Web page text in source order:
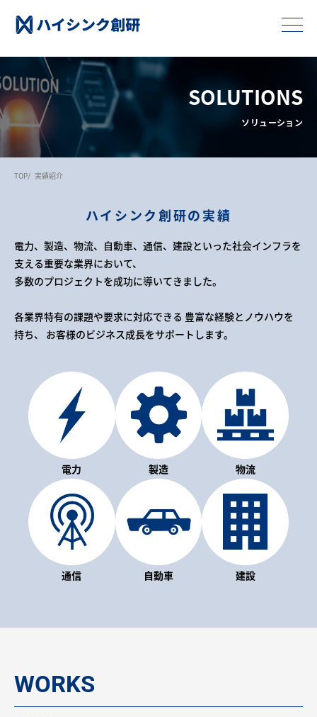
SOLUTIONS
ソリューション
TOP 実績紹介
ハイシンク創研の実績
電力、製造、物流、自動車、通信、建設といった社会インフラを
支える重要な業界において、
多数のプロジェクトを成功に導いてきました。
各業界特有の課題や要求に対応できる 豊富な経験とノウハウを
持ち、
お客様のビジネス成長をサポートします。
電力 製造 物流
通信 自動車 建設
WORKS